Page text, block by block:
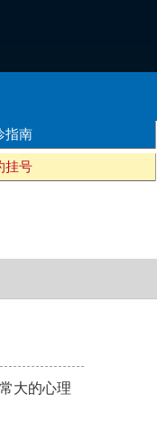
指南
挂号
大的心理